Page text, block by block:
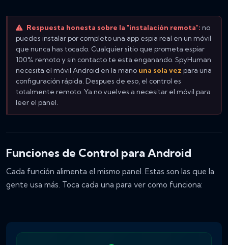
Respuesta honesta sobre la "instalación remota": no
puedes instalar por completo una app espia real en un móvil
que nunca has tocado. Cualquier sitio que prometa espiar
100% remoto y sin contacto te esta enganando. SpyHuman
necesita el móvil Android en la mano una sola vez para una
configuración rápida. Despues de eso, el control es
totalmente remoto. Ya no vuelves a necesitar el móvil para
leer el panel.
Funciones de Control para Android
Cada función alimenta el mismo panel. Estas son las que la
gente usa más. Toca cada una para ver como funciona: